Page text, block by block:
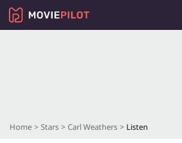
Home Stars Carl Weathers Listen